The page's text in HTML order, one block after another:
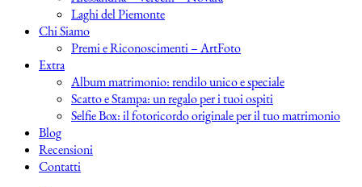
Laghi del Piemonte
Chi Siamo
Premi e Riconoscimenti – ArtFoto
Extra
Album matrimonio: rendilo unico e speciale
Scatto e Stampa: un regalo per i tuoi ospiti
Selfie Box: il fotoricordo originale per il tuo matrimonio
Blog
Recensioni
Contatti